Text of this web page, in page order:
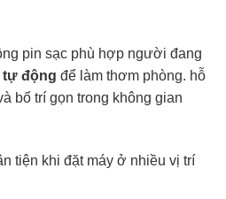
pin sạc phù hợp người đang
tự động để làm thơm phòng. hỗ
bố trí gọn trong không gian
tiện khi đặt máy ở nhiều vị trí